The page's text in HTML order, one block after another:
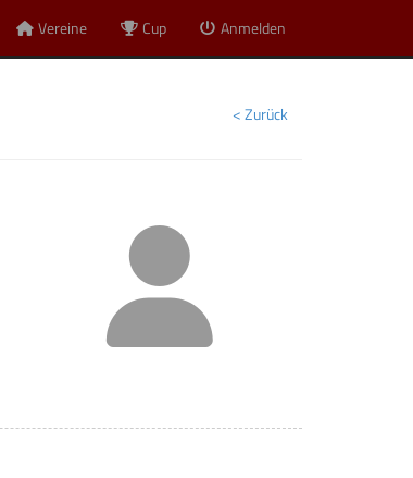
Vereine Cup Anmelden
< Zurück